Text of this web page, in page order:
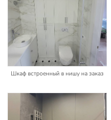
Шкаф встроенный в нишу на заказ